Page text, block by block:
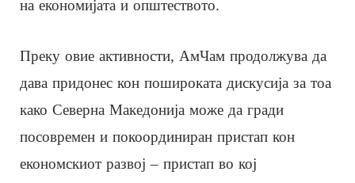
на економијата и општеството.
Преку овие активности, АмЧам продолжува да
дава придонес кон пошироката дискусија за тоа
како Северна Македонија може да гради
посовремен и покоординиран пристап кон
економскиот развој – пристап во кој